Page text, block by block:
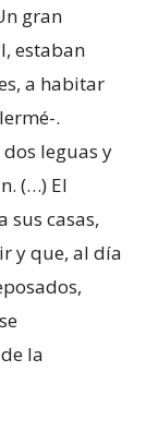
gran
estaban
a habitar
.
leguas y
(…) El
sus casas,
y que, al día
la